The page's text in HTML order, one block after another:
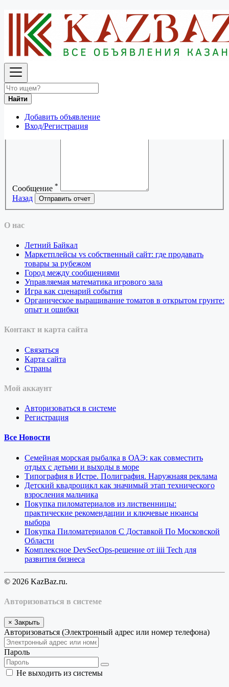
Найти
Добавить объявление
Вход/Регистрация
Отчет для "Продадим Поливинилхлорид пвх -
мука - 80 тонн"
Что-то не так с этим объявлением?
Причина*
Ваш адрес электронной почты
Сообщение *
Назад Отправить отчет
О нас
Летний Байкал
Маркетплейсы vs собственный сайт: где продавать
товары за рубежом
Город между сообщениями
Управляемая математика игрового зала
Игра как сценарий события
Органическое выращивание томатов в открытом грунте:
опыт и ошибки
Контакт и карта сайта
Связаться
Карта сайта
Страны
Мой аккаунт
Авторизоваться в системе
Регистрация
Все Новости
Семейная морская рыбалка в ОАЭ: как совместить
отдых с детьми и выходы в море
Типография в Истре. Полиграфия. Наружнаяя реклама
Детский квадроцикл как значимый этап технического
взросления мальчика
Покупка пиломатериалов из лиственницы:
практические рекомендации и ключевые нюансы
выбора
Покупка Пиломатериалов С Доставкой По Московской
Области
Комплексное DevSecOps-решение от iiii Tech для
развития бизнеса
© 2026 KazBaz.ru.
Авторизоваться в системе
× Закрыть
Авторизоваться (Электронный адрес или номер телефона)
Пароль
Не выходить из системы